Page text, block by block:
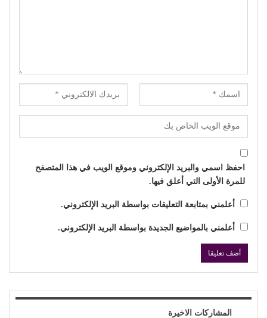
احفظ اسمي والبريد الإلكتروني وموقع الويب في هذا المتصفح
للمرة الأولى التي أعلق فيها.
أعلمني بمتابعة التعليقات بواسطة البريد الإلكتروني.
أعلمني بالمواضيع الجديدة بواسطة البريد الإلكتروني.
المشاركات الاخيرة